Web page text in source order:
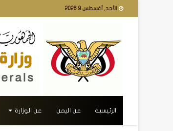
الأحد, أغسطس 9 2026
الرئيسية عن اليمن عن الوزارة